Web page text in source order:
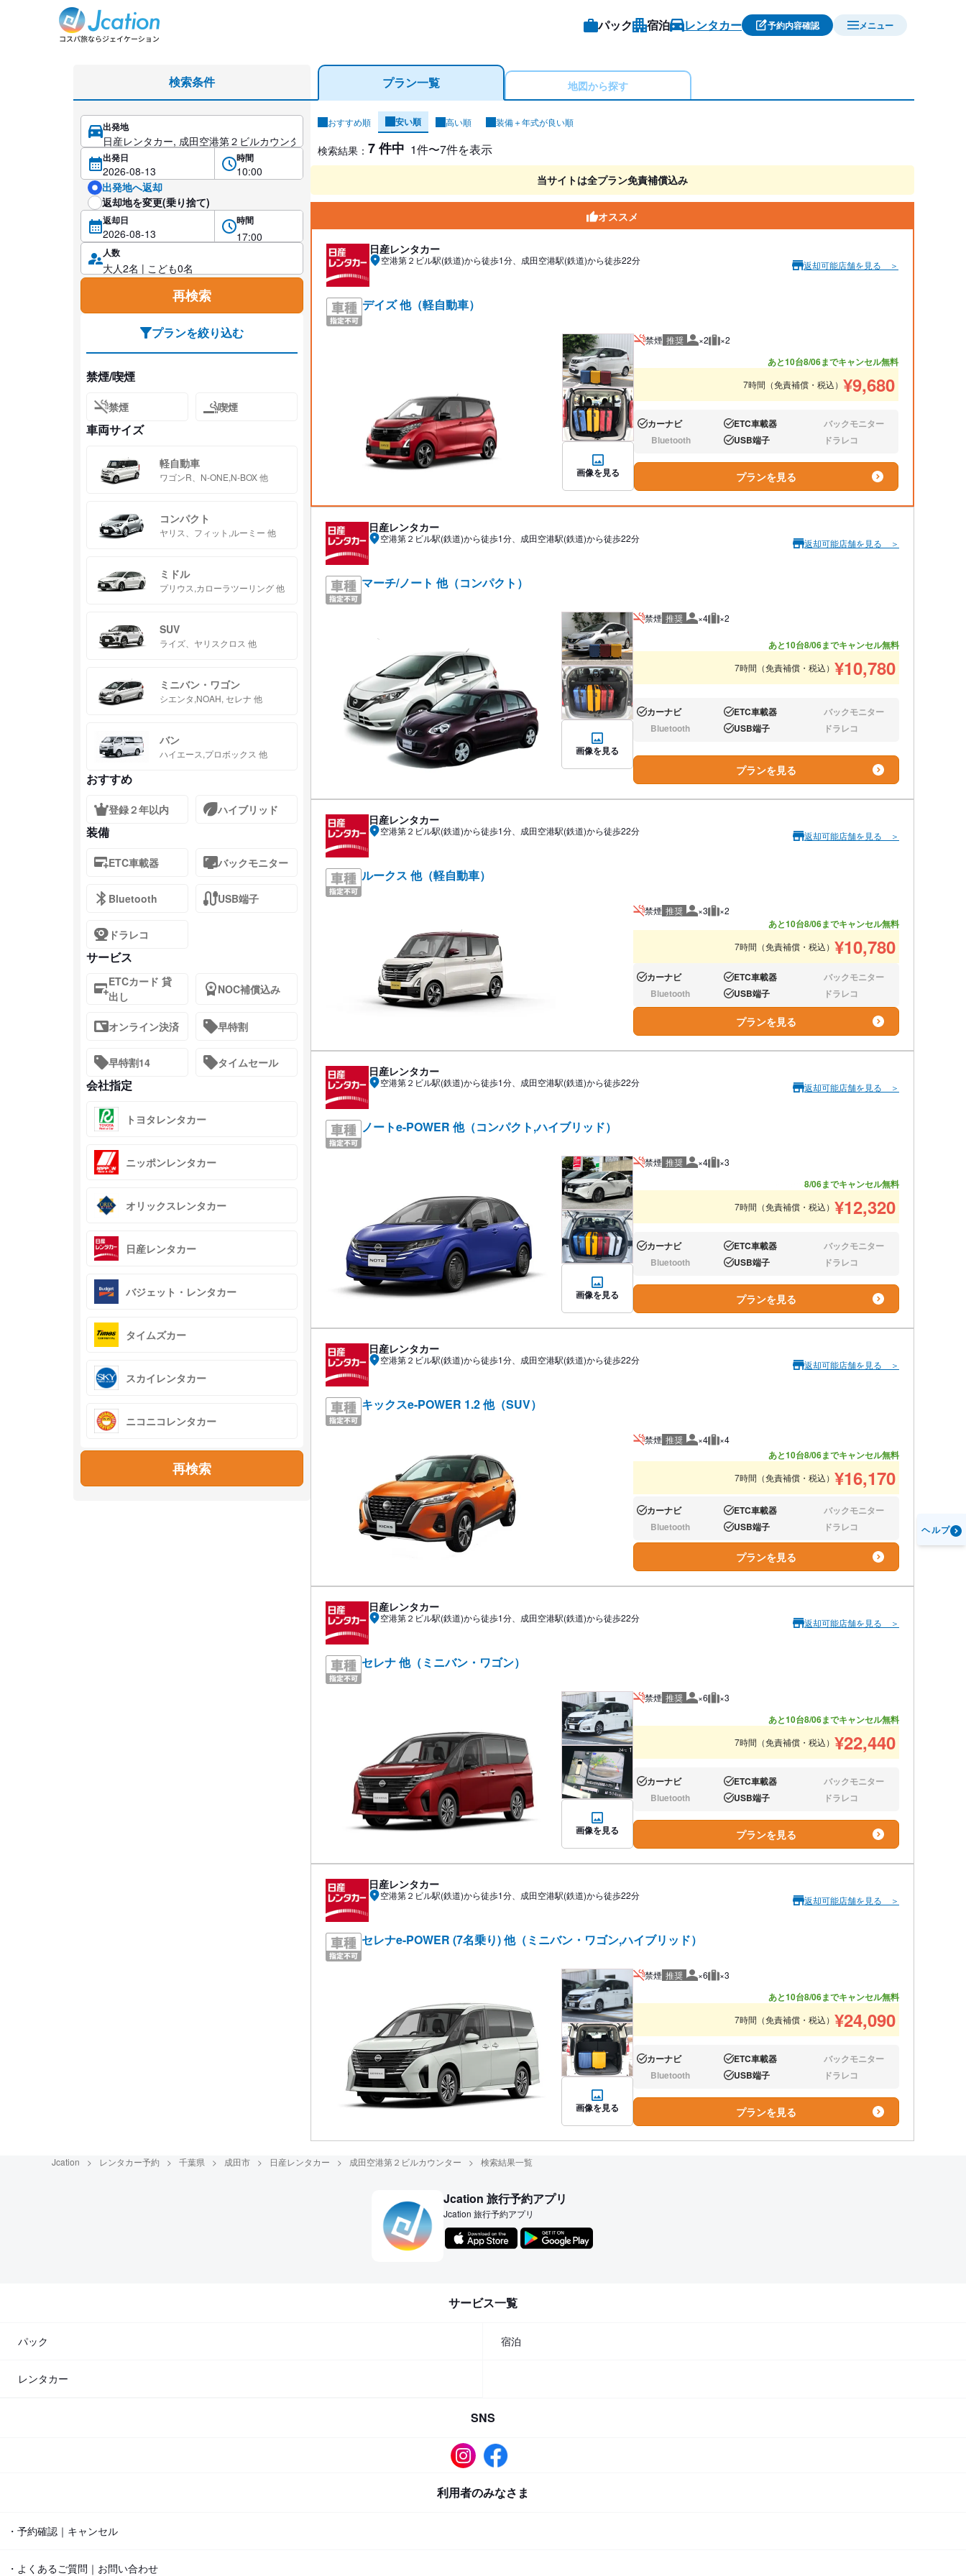
パック 宿泊 レンタカー 予約内容確認 メニュー
プラン一覧 地図から探す
おすすめ順 安い順 高い順 装備＋年式が良い順
レンタカー検索結果
検索結果： 7 件中 1件〜7件を表示
当サイトは全プラン免責補償込み
オススメ
日産レンタカー
空港第２ビル駅(鉄道)から徒歩1分、成田空港駅(鉄道)から徒歩22分 返却可能店舗を見る ＞
デイズ 他（軽自動車）
画像を見る
禁煙 推奨 推奨人数
×2 推奨荷物
×2
あと10台8/06までキャンセル無料
7時間（免責補償・税込） ¥9,680
あり:カーナビ あり:ETC車載器 なし:バックモニター
なし:Bluetooth あり:USB端子 なし:ドラレコ
プランを見る
日産レンタカー
空港第２ビル駅(鉄道)から徒歩1分、成田空港駅(鉄道)から徒歩22分 返却可能店舗を見る ＞
マーチ/ノート 他（コンパクト）
画像を見る
禁煙 推奨 推奨人数
×4 推奨荷物
×2
あと10台8/06までキャンセル無料
7時間（免責補償・税込） ¥10,780
あり:カーナビ あり:ETC車載器 なし:バックモニター
なし:Bluetooth あり:USB端子 なし:ドラレコ
プランを見る
日産レンタカー
空港第２ビル駅(鉄道)から徒歩1分、成田空港駅(鉄道)から徒歩22分 返却可能店舗を見る ＞
ルークス 他（軽自動車）
禁煙 推奨 推奨人数
×3 推奨荷物
×2
あと10台8/06までキャンセル無料
7時間（免責補償・税込） ¥10,780
あり:カーナビ あり:ETC車載器 なし:バックモニター
なし:Bluetooth あり:USB端子 なし:ドラレコ
プランを見る
日産レンタカー
空港第２ビル駅(鉄道)から徒歩1分、成田空港駅(鉄道)から徒歩22分 返却可能店舗を見る ＞
ノートe-POWER 他（コンパクト,ハイブリッド）
画像を見る
禁煙 推奨 推奨人数
×4 推奨荷物
×3
8/06までキャンセル無料
7時間（免責補償・税込） ¥12,320
あり:カーナビ あり:ETC車載器 なし:バックモニター
なし:Bluetooth あり:USB端子 なし:ドラレコ
プランを見る
日産レンタカー
空港第２ビル駅(鉄道)から徒歩1分、成田空港駅(鉄道)から徒歩22分 返却可能店舗を見る ＞
キックスe-POWER 1.2 他（SUV）
禁煙 推奨 推奨人数
×4 推奨荷物
×4
あと10台8/06までキャンセル無料
7時間（免責補償・税込） ¥16,170
あり:カーナビ あり:ETC車載器 なし:バックモニター
なし:Bluetooth あり:USB端子 なし:ドラレコ
プランを見る
日産レンタカー
空港第２ビル駅(鉄道)から徒歩1分、成田空港駅(鉄道)から徒歩22分 返却可能店舗を見る ＞
セレナ 他（ミニバン・ワゴン）
画像を見る
禁煙 推奨 推奨人数
×6 推奨荷物
×3
あと10台8/06までキャンセル無料
7時間（免責補償・税込） ¥22,440
あり:カーナビ あり:ETC車載器 なし:バックモニター
なし:Bluetooth あり:USB端子 なし:ドラレコ
プランを見る
日産レンタカー
空港第２ビル駅(鉄道)から徒歩1分、成田空港駅(鉄道)から徒歩22分 返却可能店舗を見る ＞
セレナe-POWER (7名乗り) 他（ミニバン・ワゴン,ハイブリッド）
画像を見る
禁煙 推奨 推奨人数
×6 推奨荷物
×3
あと10台8/06までキャンセル無料
7時間（免責補償・税込） ¥24,090
あり:カーナビ あり:ETC車載器 なし:バックモニター
なし:Bluetooth あり:USB端子 なし:ドラレコ
プランを見る
検索条件
出発地
出発日 時間
出発地へ返却
返却地を変更(乗り捨て)
返却日 時間
人数
再検索
プランを絞り込む
禁煙/喫煙
禁煙 喫煙
車両サイズ
軽自動車
ワゴンR、N-ONE,N-BOX 他
コンパクト
ヤリス、フィット,ルーミー 他
ミドル
プリウス,カローラツーリング 他
SUV
ライズ、ヤリスクロス 他
ミニバン・ワゴン
シエンタ,NOAH, セレナ 他
バン
ハイエース,プロボックス 他
おすすめ
登録２年以内 ハイブリッド
装備
ETC車載器 バックモニター
Bluetooth USB端子
ドラレコ
サービス
ETCカード 貸
出し
NOC補償込み
オンライン決済 早特割
早特割14 タイムセール
会社指定
トヨタレンタカー
ニッポンレンタカー
オリックスレンタカー
日産レンタカー
バジェット・レンタカー
タイムズカー
スカイレンタカー
ニコニコレンタカー
再検索
ヘルプ
Jcation レンタカー予約 千葉県 成田市 日産レンタカー 成田空港第２ビルカウンター 検索結果一覧
Jcation 旅行予約アプリ
Jcation 旅行予約アプリ
サービス一覧
パック 宿泊
レンタカー
SNS
利用者のみなさま
・予約確認｜キャンセル
・よくあるご質問｜お問い合わせ